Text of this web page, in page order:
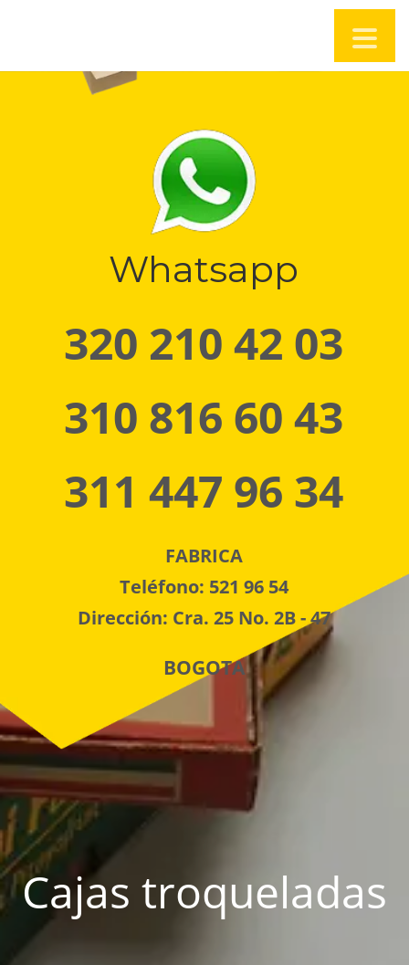
Whatsapp
320 210 42 03
310 816 60 43
311 447 96 34
FABRICA
Teléfono: 521 96 54
Dirección: Cra. 25 No. 2B - 47
BOGOTA
Cajas troqueladas